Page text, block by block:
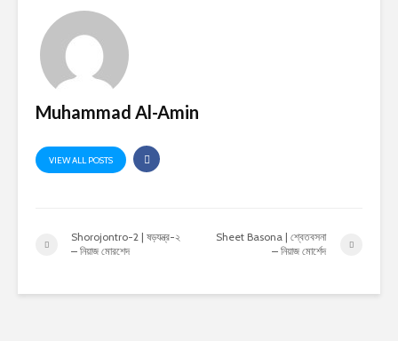
Muhammad Al-Amin
VIEW ALL POSTS
Shorojontro-2 | ষড়যন্ত্র-২
– নিয়াজ মোরশেদ
Sheet Basona | শ্বেতবসনা
– নিয়াজ মোর্শেদ